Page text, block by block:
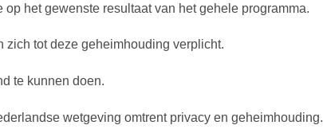
het gewenste resultaat van het gehele programma.
tot deze geheimhouding verplicht.
te kunnen doen.
wetgeving omtrent privacy en geheimhouding.